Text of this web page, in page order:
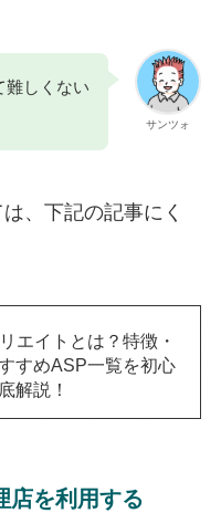
サンツォ
難しくない
、下記の記事にく
エイトとは？特徴・
すめASP一覧を初心
解説！
店を利用する